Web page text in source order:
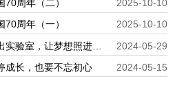
周年（二）
2025-10-10
周年（一）
2025-10-10
身边人丨户昱炜：把技术带出实验室，让梦想照进现实
2024-05-29
成长，也要不忘初心
2024-05-15